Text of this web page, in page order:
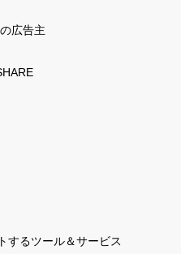
広告主
するツール＆サービス